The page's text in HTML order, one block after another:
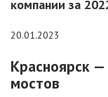
компании за
20.01.2023
Красноярск
мостов